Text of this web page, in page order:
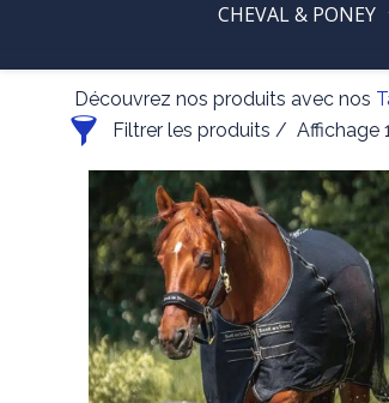
CHEVAL & PONEY
Découvrez nos produits avec nos
Filtrer les produits
Affichage
Marque
Prix
7€ 400€